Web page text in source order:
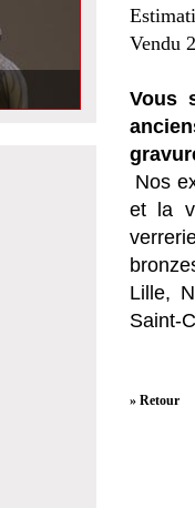
Vendu
Vous
Nos
et la
Lille,
Saint-
» Retour